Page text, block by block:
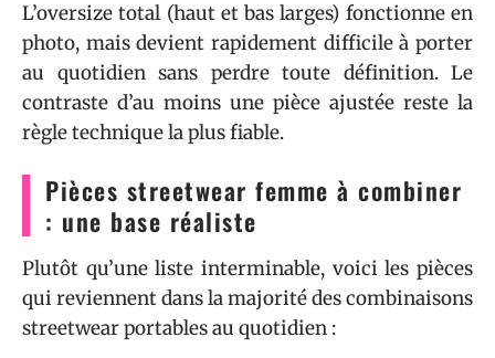
L’oversize total (haut et bas larges) fonctionne en
photo, mais devient rapidement difficile à porter
au quotidien sans perdre toute définition. Le
contraste d’au moins une pièce ajustée reste la
règle technique la plus fiable.
Pièces streetwear femme à combiner
: une base réaliste
Plutôt qu’une liste interminable, voici les pièces
qui reviennent dans la majorité des combinaisons
streetwear portables au quotidien :